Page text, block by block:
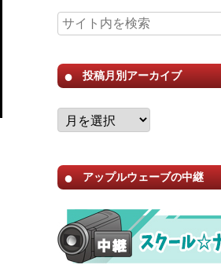
投稿月別アーカイブ
アップルウェーブの中継